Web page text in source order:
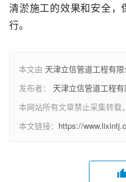
清淤施工的效果和安全
行。
本文由 天津立信管道工程有限
发布者： 天津立信管道工程
本网站所有文章禁止采集转载
本文链接： https://